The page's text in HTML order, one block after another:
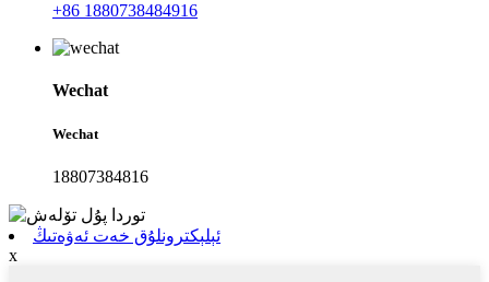
+86 1880738484916
Wechat
Wechat
18807384816
ئېلېكترونلۇق خەت ئەۋەتىڭ
x